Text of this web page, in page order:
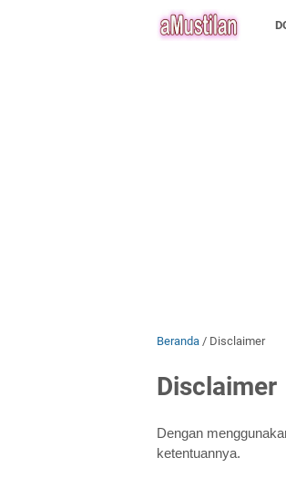
Beranda / Disclaimer
Disclaimer
Dengan
ketentuannya.